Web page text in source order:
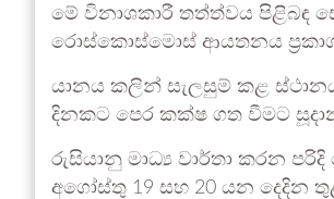
මේ විනාශකාරී තත්ත්වය පිළිබඳ
රොස්කොස්මොස් ආයතනය
යානය කලින් සැලසුම් කළ
දිනකට පෙර කක්ෂ ගත වීමට
රුසියානු මාධ්‍ය වාර්තා කරන
අගෝස්තු 19 සහ 20 යන දෙදින